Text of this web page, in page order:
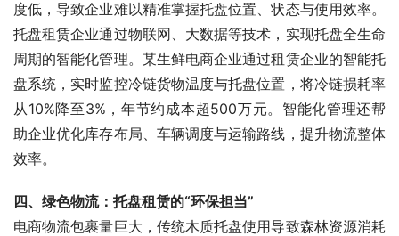
度低，导致企业难以精准掌握托盘位置、状态与使用效率。
托盘租赁企业通过物联网、大数据等技术，实现托盘全生命
周期的智能化管理。某生鲜电商企业通过租赁企业的智能托
盘系统，实时监控冷链货物温度与托盘位置，将冷链损耗率
从10%降至3%，年节约成本超500万元。智能化管理还帮
助企业优化库存布局、车辆调度与运输路线，提升物流整体
效率。
四、绿色物流：托盘租赁的“环保担当”
电商物流包裹量巨大，传统木质托盘使用导致森林资源消耗